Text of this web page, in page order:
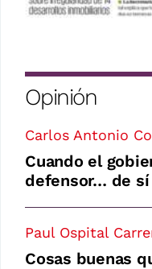
Opinión
Carlos Antonio
Cuando el
defensor… de
Paul Ospital
Cosas buenas